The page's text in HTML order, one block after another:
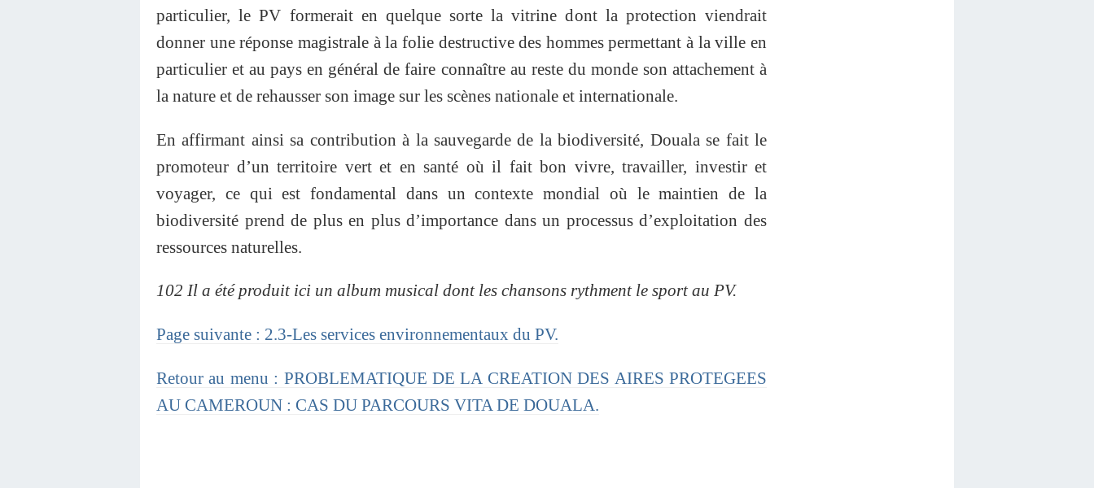
particulier, le PV formerait en quelque sorte la vitrine dont la protection viendrait
donner une réponse magistrale à la folie destructive des hommes permettant à la ville en
particulier et au pays en général de faire connaître au reste du monde son attachement à
la nature et de rehausser son image sur les scènes nationale et internationale.
En affirmant ainsi sa contribution à la sauvegarde de la biodiversité, Douala se fait le
promoteur d’un territoire vert et en santé où il fait bon vivre, travailler, investir et
voyager, ce qui est fondamental dans un contexte mondial où le maintien de la
biodiversité prend de plus en plus d’importance dans un processus d’exploitation des
ressources naturelles.
102 Il a été produit ici un album musical dont les chansons rythment le sport au PV.
Page suivante : 2.3-Les services environnementaux du PV.
Retour au menu : PROBLEMATIQUE DE LA CREATION DES AIRES PROTEGEES
AU CAMEROUN : CAS DU PARCOURS VITA DE DOUALA.